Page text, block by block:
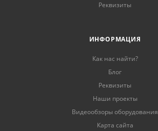
Реквизиты
ИНФОРМАЦИЯ
Как нас найти?
Блог
Реквизиты
Наши проекты
Видеообзоры оборудования
Карта сайта